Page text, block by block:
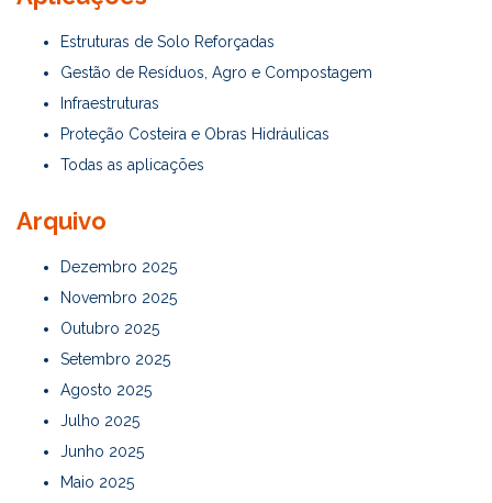
Estruturas de Solo Reforçadas
Gestão de Resíduos, Agro e Compostagem
Infraestruturas
Proteção Costeira e Obras Hidráulicas
Todas as aplicações
Arquivo
Dezembro 2025
Novembro 2025
Outubro 2025
Setembro 2025
Agosto 2025
Julho 2025
Junho 2025
Maio 2025